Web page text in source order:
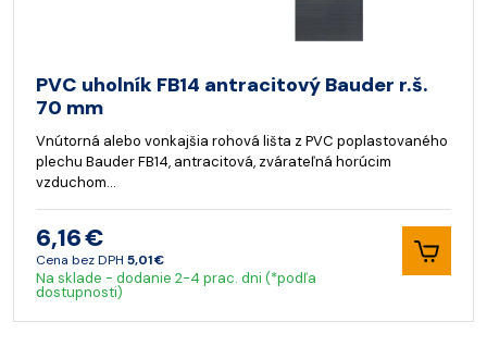
PVC uholník FB14 antracitový Bauder r.š.
70 mm
Vnútorná alebo vonkajšia rohová lišta z PVC poplastovaného
plechu Bauder FB14, antracitová, zvárateľná horúcim
vzduchom…
6,16 €
Cena bez DPH 5,01 €
Na sklade - dodanie 2-4 prac. dni (*podľa
dostupnosti)